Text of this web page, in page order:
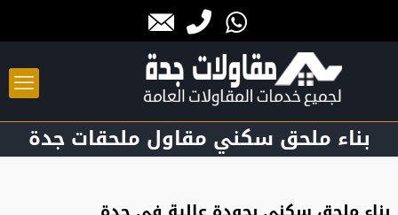
بناء ملحق سكني مقاول ملحقات جدة